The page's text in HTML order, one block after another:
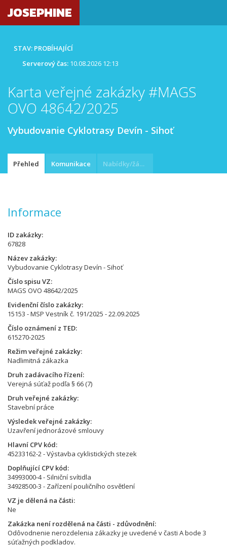
JOSEPHINE
STAV: PROBÍHAJÍCÍ
Serverový čas: 10.08.2026 12:13
Karta veřejné zakázky #MAGS
OVO 48642/2025
Vybudovanie Cyklotrasy Devín - Sihoť
Přehled Komunikace Nabídky/žádosti
Informace
ID zakázky
67828
Název zakázky
Vybudovanie Cyklotrasy Devín - Sihoť
Číslo spisu VZ
MAGS OVO 48642/2025
Evidenční číslo zakázky
15153 - MSP Vestník č. 191/2025 - 22.09.2025
Číslo oznámení z TED
615270-2025
Režim veřejné zakázky
Nadlimitná zákazka
Druh zadávacího řízení
Verejná súťaž podľa § 66 (7)
Druh veřejné zakázky
Stavební práce
Výsledek veřejné zakázky
Uzavření jednorázové smlouvy
Hlavní CPV kód
45233162-2 - Výstavba cyklistických stezek
Doplňující CPV kód
34993000-4 - Silniční svítidla
34928500-3 - Zařízení pouličního osvětlení
VZ je dělená na části
Ne
Zakázka není rozdělená na části - zdůvodnění
Odôvodnenie nerozdelenia zákazky je uvedené v časti A bode 3
súťažných podkladov.